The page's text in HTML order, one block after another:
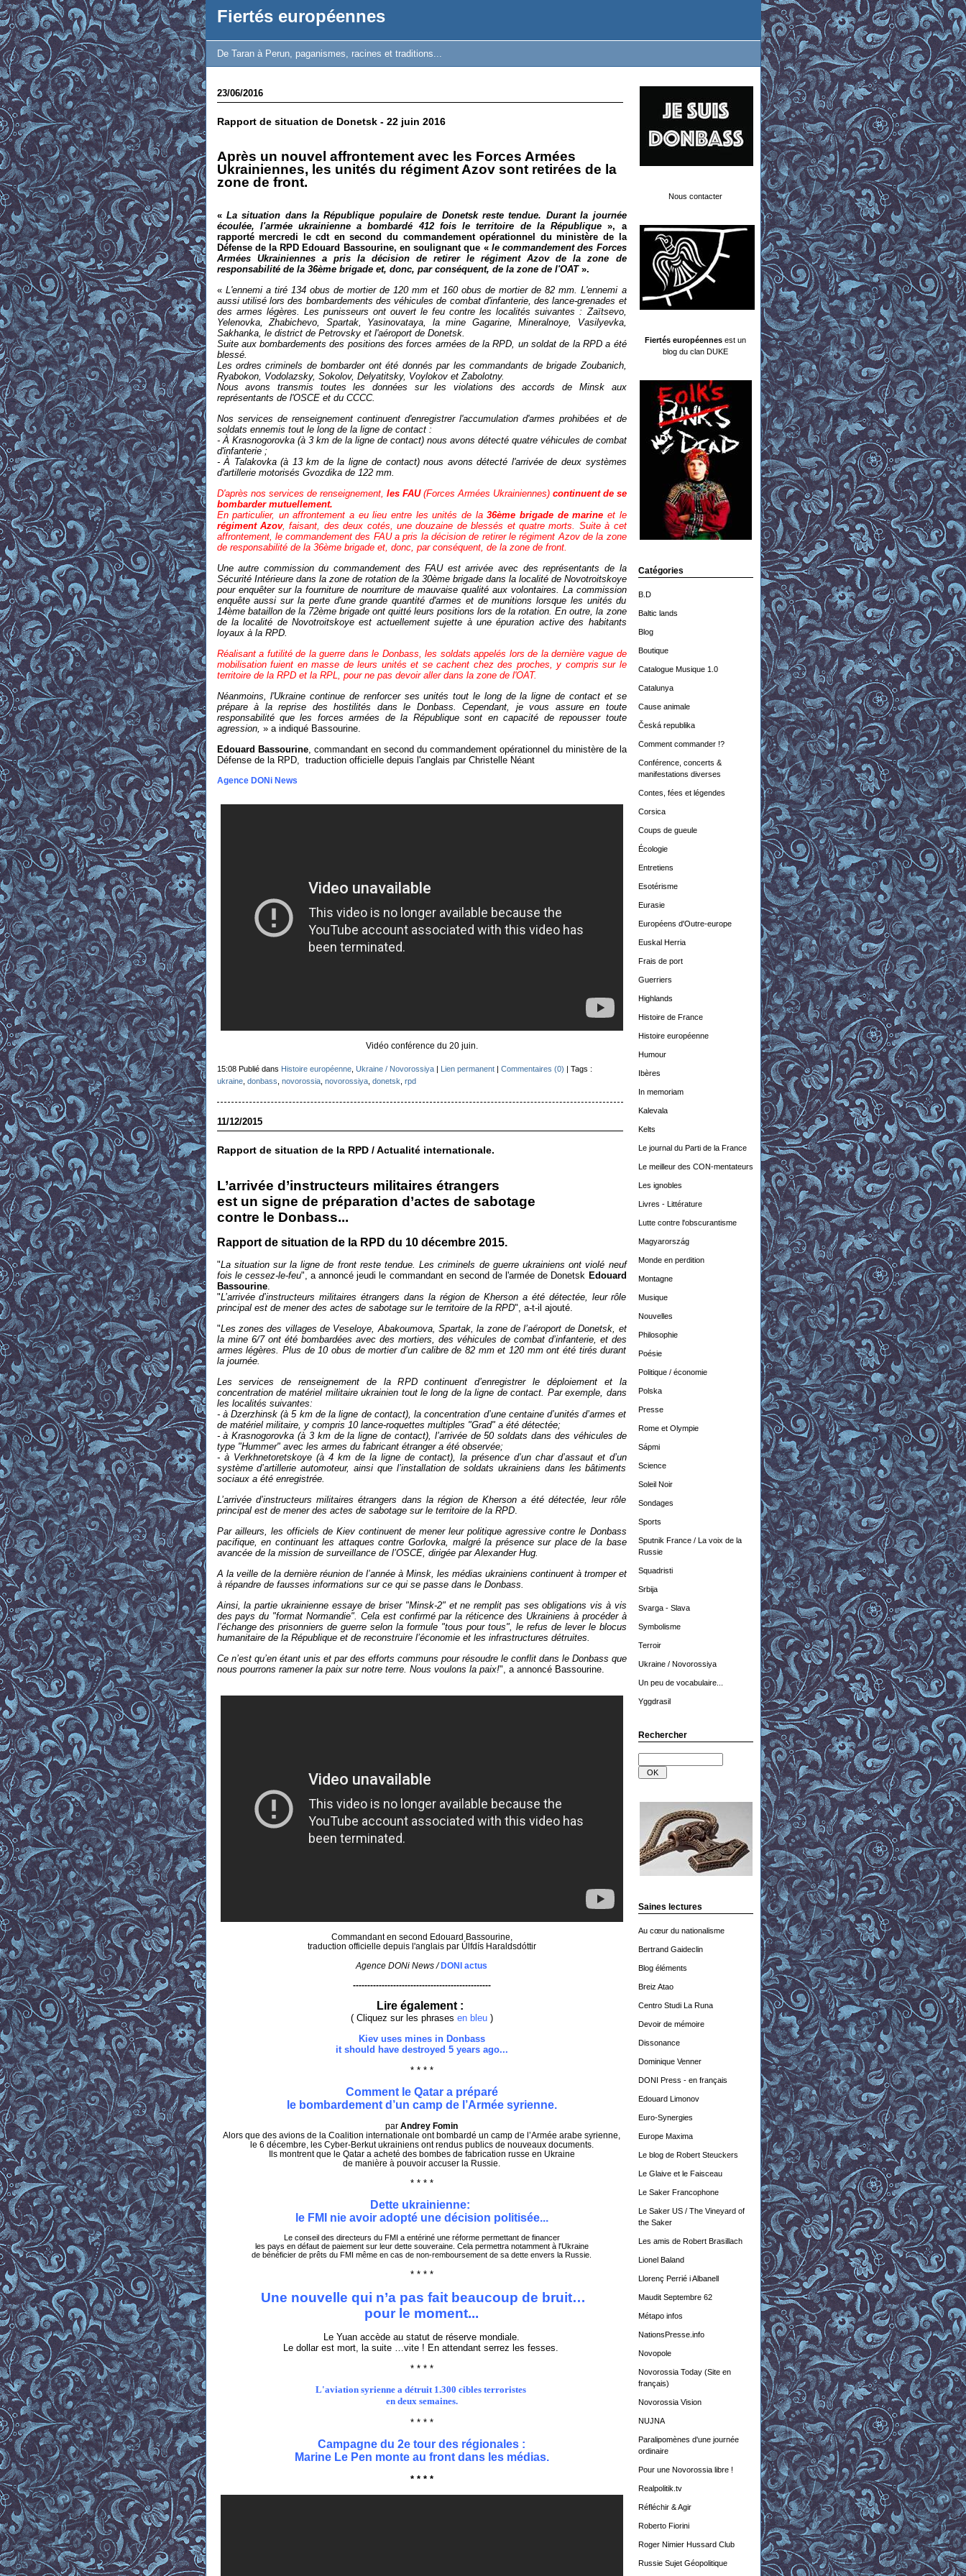
Fiertés européennes
De Taran à Perun, paganismes, racines et traditions...
Nous contacter
Fiertés européennes est un
blog du clan DUKE
Catégories
B.D
Baltic lands
Blog
Boutique
Catalogue Musique 1.0
Catalunya
Cause animale
Česká republika
Comment commander !?
Conférence, concerts &
manifestations diverses
Contes, fées et légendes
Corsica
Coups de gueule
Écologie
Entretiens
Esotérisme
Eurasie
Européens d'Outre-europe
Euskal Herria
Frais de port
Guerriers
Highlands
Histoire de France
Histoire européenne
Humour
Ibères
In memoriam
Kalevala
Kelts
Le journal du Parti de la France
Le meilleur des CON-mentateurs
Les ignobles
Livres - Littérature
Lutte contre l'obscurantisme
Magyarország
Monde en perdition
Montagne
Musique
Nouvelles
Philosophie
Poésie
Politique / économie
Polska
Presse
Rome et Olympie
Sápmi
Science
Soleil Noir
Sondages
Sports
Sputnik France / La voix de la
Russie
Squadristi
Srbija
Svarga - Slava
Symbolisme
Terroir
Ukraine / Novorossiya
Un peu de vocabulaire...
Yggdrasil
Rechercher
Saines lectures
Au cœur du nationalisme
Bertrand Gaideclin
Blog éléments
Breiz Atao
Centro Studi La Runa
Devoir de mémoire
Dissonance
Dominique Venner
DONI Press - en français
Edouard Limonov
Euro-Synergies
Europe Maxima
Le blog de Robert Steuckers
Le Glaive et le Faisceau
Le Saker Francophone
Le Saker US / The Vineyard of
the Saker
Les amis de Robert Brasillach
Lionel Baland
Llorenç Perrié i Albanell
Maudit Septembre 62
Métapo infos
NationsPresse.info
Novopole
Novorossia Today (Site en
français)
Novorossia Vision
NUJNA
Paralipomènes d'une journée
ordinaire
Pour une Novorossia libre !
Realpolitik.tv
Réfléchir & Agir
Roberto Fiorini
Roger Nimier Hussard Club
Russie Sujet Géopolitique
23/06/2016
Rapport de situation de Donetsk - 22 juin 2016
Après un nouvel affrontement avec les Forces Armées
Ukrainiennes, les unités du régiment Azov sont retirées de la
zone de front.
« La situation dans la République populaire de Donetsk reste tendue. Durant la journée
écoulée, l'armée ukrainienne a bombardé 412 fois le territoire de la République », a
rapporté mercredi le cdt en second du commandement opérationnel du ministère de la
Défense de la RPD Edouard Bassourine, en soulignant que « le commandement des Forces
Armées Ukrainiennes a pris la décision de retirer le régiment Azov de la zone de
responsabilité de la 36ème brigade et, donc, par conséquent, de la zone de l'OAT».
« L'ennemi a tiré 134 obus de mortier de 120 mmet 160 obus de mortier de 82 mm.L'ennemi a
aussi utilisé lors des bombardements des véhicules de combat d'infanterie, des lance-grenades et
des armes légères. Les punisseurs ont ouvert le feu contre les localités suivantes : Zaïtsevo,
Yelenovka, Zhabichevo, Spartak, Yasinovataya, la mine Gagarine, Mineralnoye, Vasilyevka,
Sakhanka, le district de Petrovsky et l'aéroport de Donetsk.
Suite aux bombardements des positions des forces armées de la RPD, un soldat de la RPD a été
blessé.
Les ordres criminels de bombarder ont été donnés par les commandants de brigadeZoubanich,
Ryabokon, Vodolazsky, Sokolov, Delyatitsky, Voylokov etZabolotny.
Nous avons transmis toutes les données sur les violations des accords de Minsk aux
représentants de l'OSCE et du CCCC.
Nos services de renseignement continuent d'enregistrer l'accumulation d'armes prohibées et de
soldats ennemis tout le long de la ligne de contact :
- À Krasnogorovka (à 3 km de la ligne de contact) nous avons détecté quatre véhicules de combat
d'infanterie ;
- À Talakovka (à 13 km de la ligne de contact) nous avons détecté l'arrivée de deux systèmes
d'artillerie motorisés Gvozdika de 122 mm.
D'après nos services de renseignement, les FAU(Forces Armées Ukrainiennes) continuent de se
bombarder mutuellement.
En particulier, un affrontement a eu lieu entre les unités de la36ème brigade de marine et le
régiment Azov, faisant, des deux cotés, une douzaine de blessés et quatre morts. Suite à cet
affrontement, le commandement des FAU a pris la décision de retirer le régiment Azov de la zone
de responsabilité de la 36èmebrigade et, donc, par conséquent, de la zone de front.
Une autre commission du commandement des FAU est arrivée avec des représentants de la
Sécurité Intérieure dans la zone de rotation de la 30ème brigade dans la localité de Novotroitskoye
pour enquêter sur la fourniture de nourriture de mauvaise qualité aux volontaires. La commission
enquête aussi sur la perte d'une grande quantité d'armes et de munitions lorsque les unités du
14ème bataillon de la 72ème brigade ont quitté leurs positions lors de la rotation. En outre, la zone
de la localité de Novotroitskoye est actuellement sujette à une épuration active des habitants
loyaux à la RPD.
Réalisant a futilité de la guerre dans le Donbass, les soldats appelés lors de la dernière vague de
mobilisation fuient en masse de leurs unités et se cachent chez des proches, y compris sur le
territoire de la RPD et la RPL, pour ne pas devoir aller dans la zone de l'OAT.
Néanmoins, l'Ukraine continue de renforcer ses unités tout le long de la ligne de contact et se
prépare à la reprise des hostilités dans le Donbass. Cependant, je vous assure en toute
responsabilité que les forces armées de la Républiquesont en capacité de repousser toute
agression, » a indiqué Bassourine.
Edouard Bassourine, commandant en second du commandement opérationnel du ministère de la
Défense de la RPD, traduction officielle depuis l'anglais par Christelle Néant
Agence DONi News
Vidéo conférence du 20 juin.
15:08 Publié dans Histoire européenne, Ukraine / Novorossiya| Lien permanent| Commentaires (0) | Tags :
ukraine, donbass novorossia, novorossiya, donetsk rpd
11/12/2015
Rapport de situation de la RPD / Actualité internationale.
L’arrivée d’instructeurs militaires étrangers
est un signe de préparation d’actes de sabotage
contre le Donbass...
Rapport de situation de la RPD du 10 décembre 2015.
"La situation sur la ligne de front reste tendue. Les criminels de guerre ukrainiens ont violé neuf
fois le cessez-le-feu", a annoncé jeudi le commandant en second de l'armée de Donetsk Edouard
Bassourine.
"L’arrivée d’instructeurs militaires étrangers dans la région de Kherson a été détectée, leur rôle
principal est de mener des actes de sabotage sur le territoire de la RPD", a-t-il ajouté.
"Les zones des villages de Veseloye, Abakoumova, Spartak, la zone de l’aéroport de Donetsk, et
la mine 6/7 ont été bombardées avec des mortiers, des véhicules de combat d’infanterie, et des
armes légères. Plus de 10 obus de mortier d’un calibre de 82 mm et 120 mm ont été tirés durant
la journée.
Les services de renseignement de la RPD continuent d’enregistrer le déploiement et la
concentration de matériel militaire ukrainien tout le long de la ligne de contact. Par exemple, dans
les localités suivantes:
- à Dzerzhinsk (à 5 km de la ligne de contact), la concentration d’une centaine d’unités d’armes et
de matériel militaire, y compris 10 lance-roquettes multiples "Grad" a été détectée;
- à Krasnogorovka (à 3 km de la ligne de contact), l’arrivée de 50 soldats dans des véhicules de
type "Hummer" avec les armes du fabricant étranger a été observée;
- à Verkhnetoretskoye (à 4 km de la ligne de contact), la présence d’un char d’assaut et d’un
système d’artillerie automoteur, ainsi que l’installation de soldats ukrainiens dans les bâtiments
sociaux a été enregistrée.
L’arrivée d’instructeurs militaires étrangers dans la région de Kherson a été détectée, leur rôle
principal est de mener des actes de sabotage sur le territoire de la RPD.
Par ailleurs, les officiels de Kiev continuent de mener leur politique agressive contre le Donbass
pacifique, en continuant les attaques contre Gorlovka, malgré la présence sur place de la base
avancée de la mission de surveillance de l’OSCE, dirigée par Alexander Hug.
A la veille de la dernière réunion de l’année à Minsk, les médias ukrainiens continuent à tromper et
à répandre de fausses informations sur ce qui se passe dans le Donbass.
Ainsi, la partie ukrainienne essaye de briser "Minsk-2" et ne remplit pas ses obligations vis à vis
des pays du "format Normandie". Cela est confirmé par la réticence des Ukrainiens à procéder à
l’échange des prisonniers de guerre selon la formule "tous pour tous", le refus de lever le blocus
humanitaire de la République et de reconstruire l’économie et les infrastructures détruites.
Ce n’est qu’en étant unis et par des efforts communs pour résoudre le conflit dans le Donbass que
nous pourrons ramener la paix sur notre terre. Nous voulons la paix!", a annoncé Bassourine.
Commandant en second Edouard Bassourine,
traduction officielle depuis l'anglais par Úlfdís Haraldsdóttir
Agence DONi News /DONI actus
------------------------------------------------
Lire également :
( Cliquez sur les phrases en bleu )
Kiev uses mines in Donbass
it should have destroyed 5 years ago...
* * * *
Comment le Qatar a préparé
le bombardement d’un camp de l’Armée syrienne.
par Andrey Fomin
Alors que des avions de la Coalition internationale ont bombardé un camp de l’Armée arabe syrienne,
le 6 décembre, les Cyber-Berkut ukrainiens ont rendus publics de nouveaux documents.
Ils montrent que le Qatar a acheté des bombes de fabrication russe en Ukraine
de manière à pouvoir accuser la Russie.
* * * *
Dette ukrainienne:
le FMI nie avoir adopté une décision politisée...
Le conseil des directeurs du FMI a entériné une réforme permettant de financer
les pays en défaut de paiement sur leur dette souveraine. Cela permettra notamment à l'Ukraine
de bénéficier de prêts du FMI même en cas de non-remboursement de sa dette envers la Russie.
* * * *
Une nouvelle qui n’a pas fait beaucoup de bruit…
pour le moment...
Le Yuan accède au statut de réserve mondiale.
Le dollar est mort, la suite …vite ! En attendant serrez les fesses.
* * * *
L'aviation syrienne a détruit 1.300 cibles terroristes
en deux semaines.
* * * *
Campagne du 2e tour des régionales :
Marine Le Pen monte au front dans les médias.
* * * *